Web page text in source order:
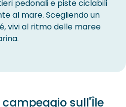
pedonali e piste ciclabili
al mare. Scegliendo un
vivi al ritmo delle maree
sull'Île